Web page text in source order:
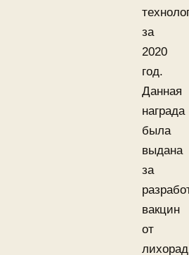
за
2020
год.
Данная
награда
была
выдана
за
вакцин
от